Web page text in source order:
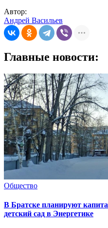
Автор:
Андрей Васильев
Главные новости:
Общество
В Братске планируют
детский сад в Энергетике